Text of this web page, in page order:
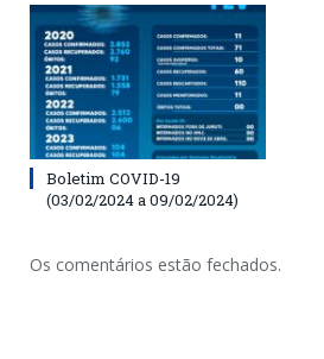
Boletim COVID-19
(03/02/2024 a 09/02/2024)
Os comentários estão fechados.